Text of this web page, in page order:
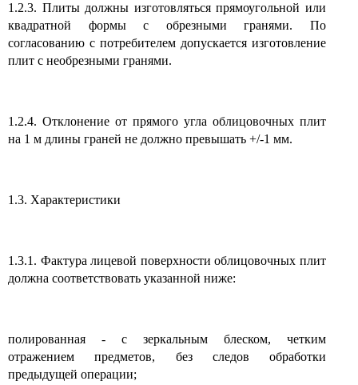
1.2.3. Плиты должны изготовляться прямоугольной или
квадратной формы с обрезными гранями. По
согласованию с потребителем допускается изготовление
плит с необрезными гранями.
1.2.4. Отклонение от прямого угла облицовочных плит
на 1 м длины граней не должно превышать +/-1 мм.
1.3. Характеристики
1.3.1. Фактура лицевой поверхности облицовочных плит
должна соответствовать указанной ниже:
полированная - с зеркальным блеском, четким
отражением предметов, без следов обработки
предыдущей операции;